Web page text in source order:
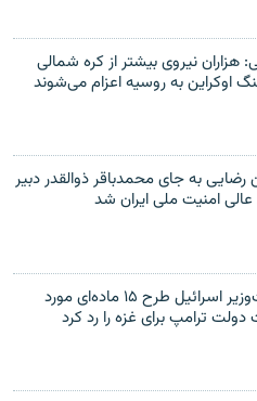
هزاران نیروی بیشتر از کره شمالی
اوکراین به روسیه اعزام می‌شوند
به جای محمدباقر ذوالقدر دبیر
امنیت ملی ایران شد
نخست‌وزیر اسرائیل طرح ۱۵ ماده‌ای مورد
ترامپ برای غزه را رد کرد